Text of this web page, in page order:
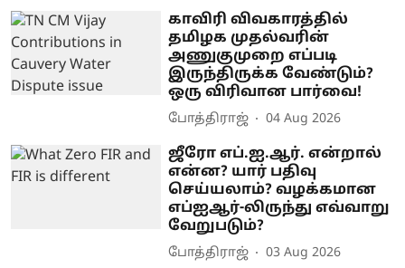
காவிரி விவகாரத்தில்
தமிழக முதல்வரின்
அணுகுமுறை எப்படி
இருந்திருக்க வேண்டும்?
ஒரு விரிவான பார்வை!
போத்திராஜ் 04 Aug 2026
ஜீரோ எப்.ஐ.ஆர். என்றால்
என்ன? யார் பதிவு
செய்யலாம்? வழக்கமான
எப்ஐஆர்-லிருந்து எவ்வாறு
வேறுபடும்?
போத்திராஜ் 03 Aug 2026